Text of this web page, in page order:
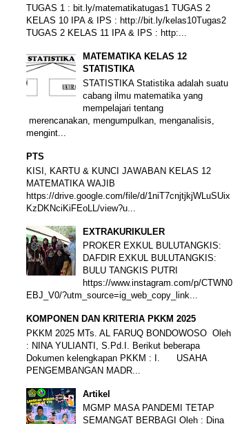
TUGAS 1 : bit.ly/matematikatugas1 TUGAS 2
KELAS 10 IPA & IPS : http://bit.ly/kelas10Tugas2
TUGAS 2 KELAS 11 IPA & IPS : http:...
MATEMATIKA KELAS 12
STATISTIKA
STATISTIKA Statistika adalah suatu
cabang ilmu matematika yang
mempelajari tentang
merencanakan, mengumpulkan, menganalisis,
mengint...
PTS
KISI, KARTU & KUNCI JAWABAN KELAS 12
MATEMATIKA WAJIB
https://drive.google.com/file/d/1niT7cnjtjkjWLuSUix
KzDKNciKiFEoLL/view?u...
EXTRAKURIKULER
PROKER EXKUL BULUTANGKIS:
DAFDIR EXKUL BULUTANGKIS:
BULU TANGKIS PUTRI
https://www.instagram.com/p/CTWN0
EBJ_V0/?utm_source=ig_web_copy_link...
KOMPONEN DAN KRITERIA PKKM 2025
PKKM 2025 MTs. AL FARUQ BONDOWOSO Oleh
: NINA YULIANTI, S.Pd.I. Berikut beberapa
Dokumen kelengkapan PKKM : I. USAHA
PENGEMBANGAN MADR...
Artikel
MGMP MASA PANDEMI TETAP
SEMANGAT BERBAGI Oleh : Dina